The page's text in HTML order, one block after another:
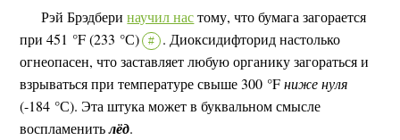
Рэй Брэдберинаучил настому, что бумага загорается
при 451 °F (233 °С)
# . Диоксидифторид настолько
огнеопасен, что заставляет любую органику загораться и
взрываться при температуре свыше 300 °Fниже нуля
(-184 °С). Эта штука может в буквальном смысле
воспламенитьлёд.